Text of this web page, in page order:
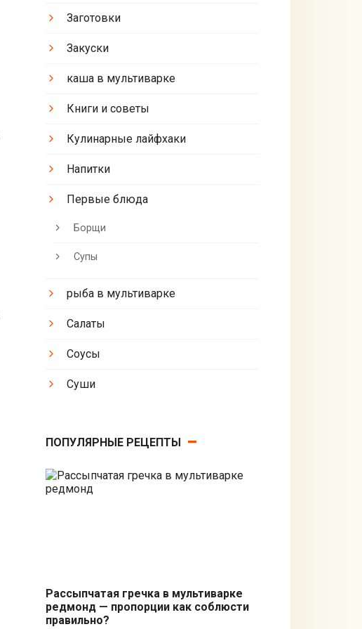
Заготовки
Закуски
каша в мультиварке
Книги и советы
Кулинарные лайфхаки
Напитки
Первые блюда
Борщи
Супы
рыба в мультиварке
Салаты
Соусы
Суши
ПОПУЛЯРНЫЕ РЕЦЕПТЫ
каша в мультиварке
Рассыпчатая гречка в мультиварке
редмонд — пропорции как соблюсти
правильно?